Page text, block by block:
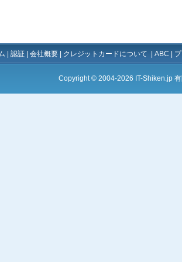
認証 会社概要 クレジットカードについて ABC
Copyright © 2004-2026 IT-Shiken.jp